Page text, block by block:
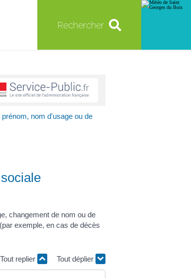
Rechercher
nom d'usage ou de
changement de nom ou de
exemple, en cas de décès
Tout replier Tout déplier